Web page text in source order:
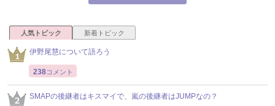
人気トピック 新着トピック
伊野尾慧について語ろう
238コメント
SMAPの後継者はキスマイで、嵐の後継者はJUMPなの？